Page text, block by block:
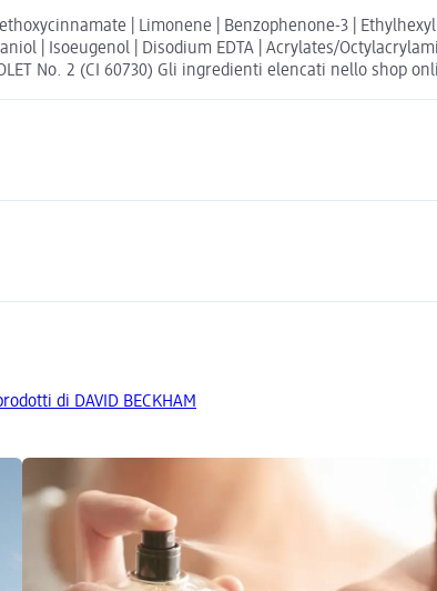
| Limonene | Benzophenone-3 |
| Isoeugenol | Disodium EDTA | Acrylates/
No. 2 (CI 60730) Gli ingredienti elencati nello
di DAVID BECKHAM